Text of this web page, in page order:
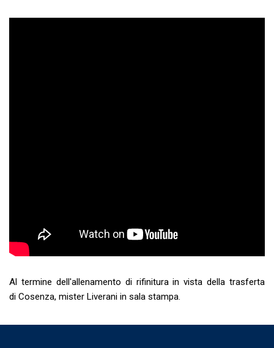
Al termine dell'allenamento di rifinitura in vista della trasferta
di Cosenza, mister Liverani in sala stampa.